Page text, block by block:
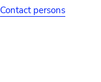
Contact persons